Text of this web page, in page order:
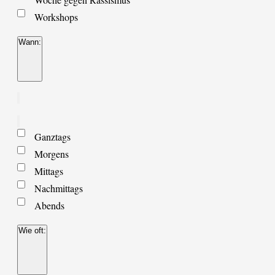
Workshops
Wann:
öffnen
Filter
Filter
schließenGanztags
Morgens
Mittags
Nachmittags
Abends
Wie oft: